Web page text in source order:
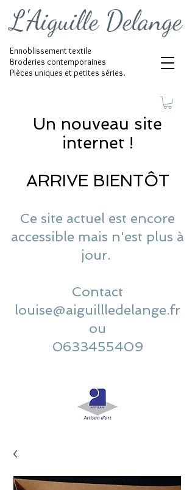
L'Aiguille Delange
Ennoblissement textile
Broderies contemporaines
Pièces uniques et petites séries.
Un nouveau site
internet !
ARRIVE BIENTÔT
Ce site actuel est encore
accessible mais n'est plus à
jour.
Contact
louise@aiguillledelange.fr
ou
0633455409